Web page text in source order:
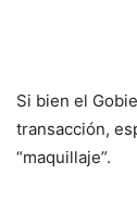
Si bien el
transacción,
“maquillaje”.